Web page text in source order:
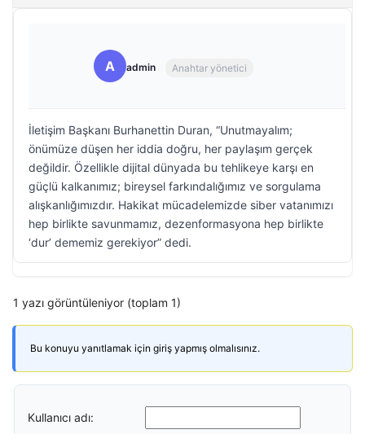
A admin Anahtar yönetici
İletişim Başkanı Burhanettin Duran, “Unutmayalım;
önümüze düşen her iddia doğru, her paylaşım gerçek
değildir. Özellikle dijital dünyada bu tehlikeye karşı en
güçlü kalkanımız; bireysel farkındalığımız ve sorgulama
alışkanlığımızdır. Hakikat mücadelemizde siber vatanımızı
hep birlikte savunmamız, dezenformasyona hep birlikte
‘dur’ dememiz gerekiyor” dedi.
1 yazı görüntüleniyor (toplam 1)
Bu konuyu yanıtlamak için giriş yapmış olmalısınız.
Kullanıcı adı: